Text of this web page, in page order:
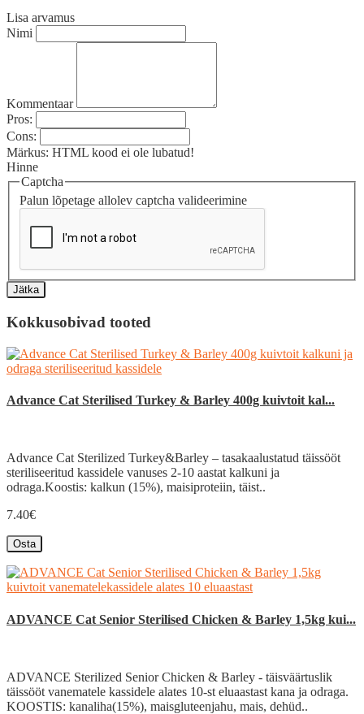
Lisa arvamus
Nimi
Kommentaar
Pros:
Cons:
Märkus: HTML kood ei ole lubatud!
Hinne
Captcha
Palun lõpetage allolev captcha valideerimine
Jätka
Kokkusobivad tooted
Advance Cat Sterilised Turkey & Barley 400g kuivtoit kal...
Advance Cat Sterilized Turkey&Barley – tasakaalustatud täissööt
steriliseeritud kassidele vanuses 2-10 aastat kalkuni ja
odraga.Koostis: kalkun (15%), maisiproteiin, täist..
7.40€
Osta
ADVANCE Cat Senior Sterilised Chicken & Barley 1,5kg kui...
ADVANCE Sterilized Senior Chicken & Barley - täisväärtuslik
täissööt vanematele kassidele alates 10-st eluaastast kana ja odraga.
KOOSTIS: kanaliha(15%), maisgluteenjahu, mais, dehüd..